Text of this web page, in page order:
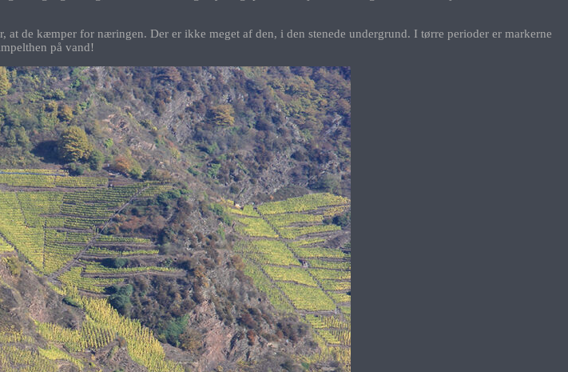
de kæmper for næringen. Der er ikke meget af den, i den stenede undergrund. I tørre perioder er markerne
på vand!